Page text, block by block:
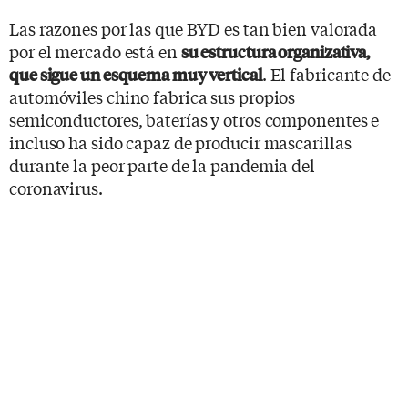
Las razones por las que BYD es tan bien valorada
por el mercado está en su estructura organizativa,
que sigue un esquema muy vertical. El fabricante de
automóviles chino fabrica sus propios
semiconductores, baterías y otros componentes e
incluso ha sido capaz de producir mascarillas
durante la peor parte de la pandemia del
coronavirus.